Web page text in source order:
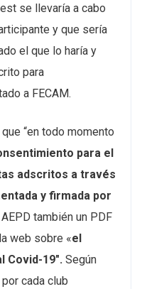
se llevaría a cabo
y que sería
el que lo haría y
para
a FECAM.
“en todo momento
para el
adscritos a través
y firmada por
también un PDF
web sobre «el
Covid-19″. Según
cada club